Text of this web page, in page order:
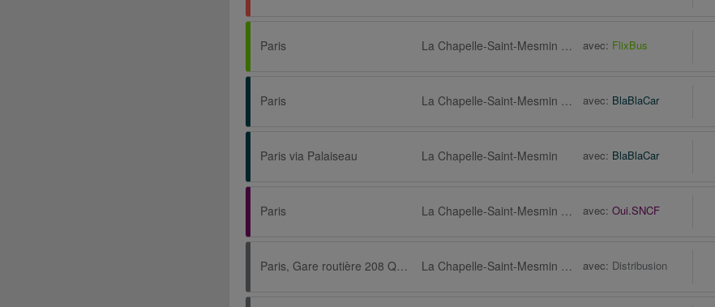
Paris La Chapelle-Saint-Mesmin via Orléans avec: FlixBus
Paris La Chapelle-Saint-Mesmin via Saint-Jean-de-la-Ruelle avec: BlaBlaCar
Paris via Palaiseau La Chapelle-Saint-Mesmin avec: BlaBlaCar
Paris La Chapelle-Saint-Mesmin via Orléans, Gare centrale, Gare d'Orléans avec: Oui.SNCF
Paris, Gare routière 208 Quai de Bercy La Chapelle-Saint-Mesmin via Orléans, Arrêt de bus, Pompidou avec: Distribusion